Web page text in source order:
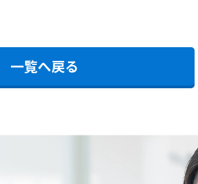
一覧へ戻る